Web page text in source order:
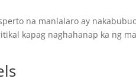
na manlalaro ay
kapag naghahanap ka ng